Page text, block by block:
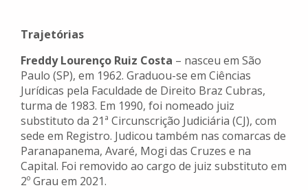
Trajetórias
Freddy Lourenço Ruiz Costa – nasceu em São
Paulo (SP), em 1962. Graduou-se em Ciências
Jurídicas pela Faculdade de Direito Braz Cubras,
turma de 1983. Em 1990, foi nomeado juiz
substituto da 21ª Circunscrição Judiciária (CJ), com
sede em Registro. Judicou também nas comarcas de
Paranapanema, Avaré, Mogi das Cruzes e na
Capital. Foi removido ao cargo de juiz substituto em
2º Grau em 2021.